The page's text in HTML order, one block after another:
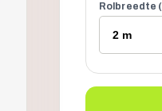
Rolbreedte